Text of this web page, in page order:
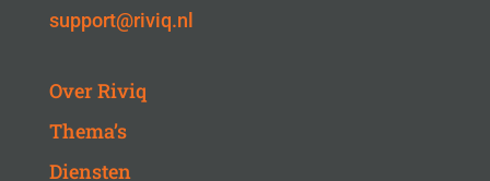
support@riviq.nl
Over Riviq
Thema’s
Diensten